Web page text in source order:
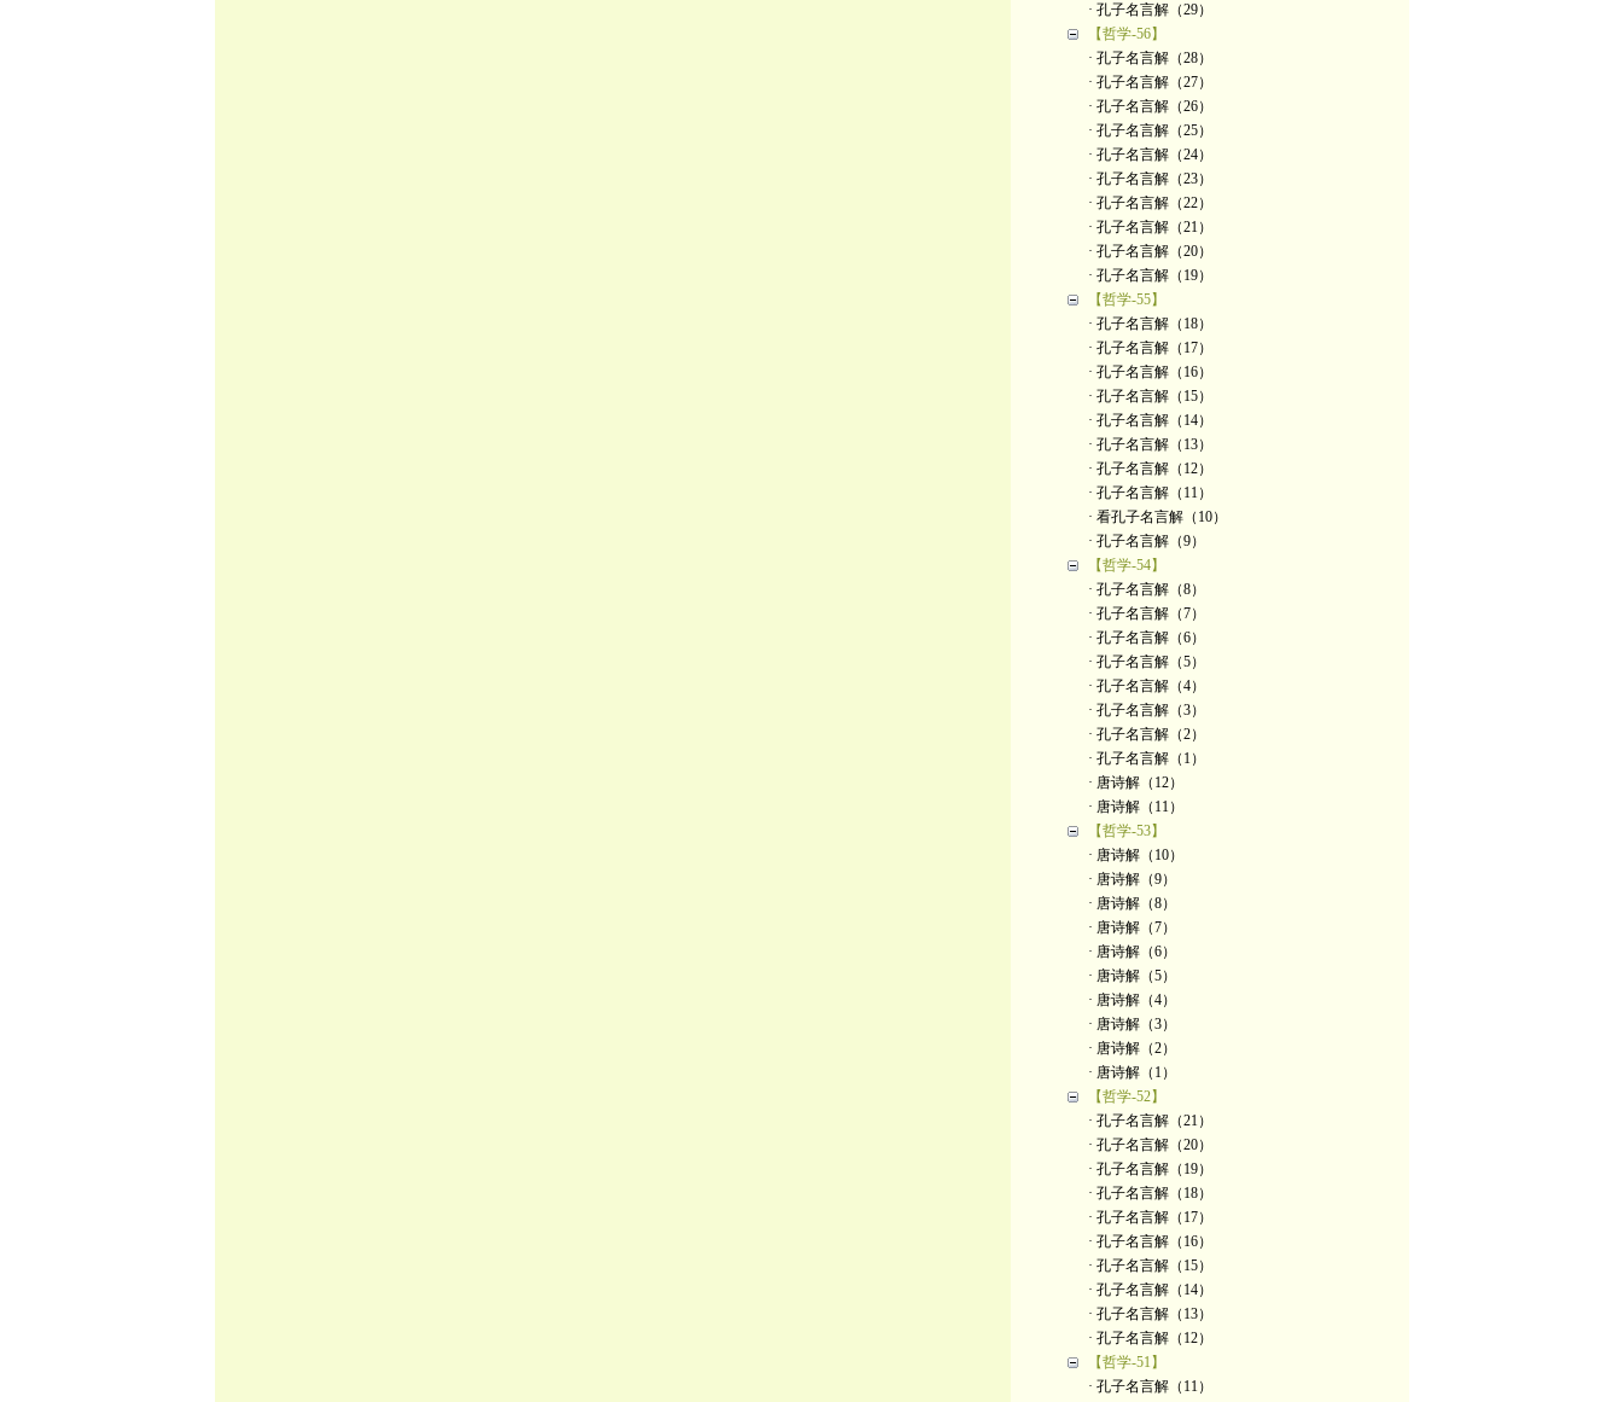
· 孔子名言解（29）
【哲学-56】
· 孔子名言解（28）
· 孔子名言解（27）
· 孔子名言解（26）
· 孔子名言解（25）
· 孔子名言解（24）
· 孔子名言解（23）
· 孔子名言解（22）
· 孔子名言解（21）
· 孔子名言解（20）
· 孔子名言解（19）
【哲学-55】
· 孔子名言解（18）
· 孔子名言解（17）
· 孔子名言解（16）
· 孔子名言解（15）
· 孔子名言解（14）
· 孔子名言解（13）
· 孔子名言解（12）
· 孔子名言解（11）
· 看孔子名言解（10）
· 孔子名言解（9）
【哲学-54】
· 孔子名言解（8）
· 孔子名言解（7）
· 孔子名言解（6）
· 孔子名言解（5）
· 孔子名言解（4）
· 孔子名言解（3）
· 孔子名言解（2）
· 孔子名言解（1）
· 唐诗解（12）
· 唐诗解（11）
【哲学-53】
· 唐诗解（10）
· 唐诗解（9）
· 唐诗解（8）
· 唐诗解（7）
· 唐诗解（6）
· 唐诗解（5）
· 唐诗解（4）
· 唐诗解（3）
· 唐诗解（2）
· 唐诗解（1）
【哲学-52】
· 孔子名言解（21）
· 孔子名言解（20）
· 孔子名言解（19）
· 孔子名言解（18）
· 孔子名言解（17）
· 孔子名言解（16）
· 孔子名言解（15）
· 孔子名言解（14）
· 孔子名言解（13）
· 孔子名言解（12）
【哲学-51】
· 孔子名言解（11）